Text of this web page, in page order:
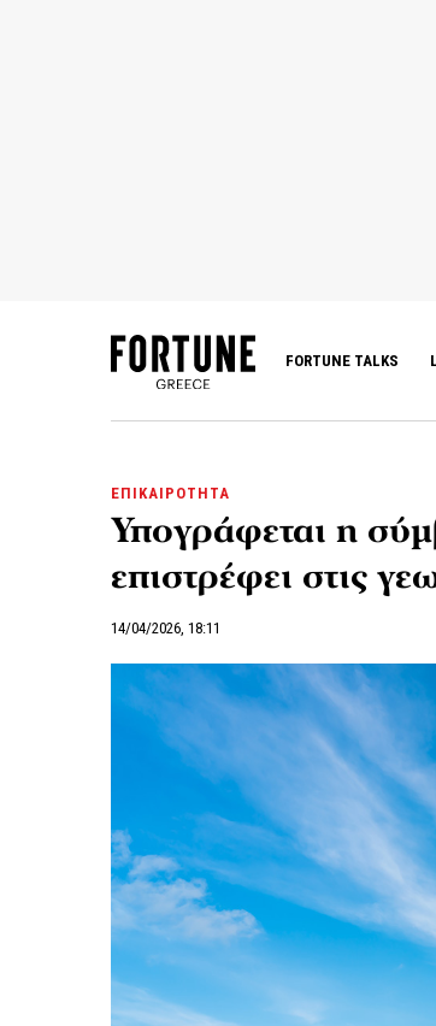
FORTUNE TALKS
ΕΠΙΚΑΙΡΟΤΗΤΑ
Υπογράφεται η
επιστρέφει στις
14/04/2026, 18:11